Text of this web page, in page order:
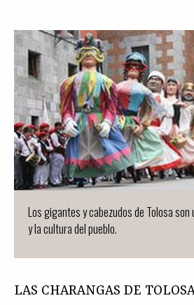
Los gigantes y cabezudos de Tolosa
y la cultura del pueblo.
LAS CHARANGAS DE